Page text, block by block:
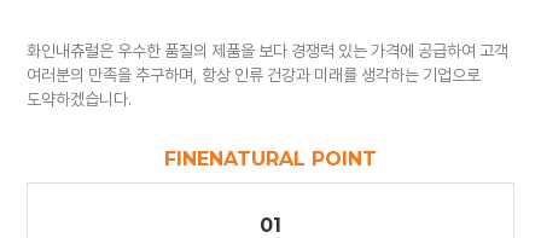
화인내츄럴은 우수한 품질의 제품을 보다 경쟁력 있는 가격에 공급하여 고객
여러분의 만족을 추구하며, 항상 인류 건강과 미래를 생각하는 기업으로
도약하겠습니다.
FINENATURAL POINT
01